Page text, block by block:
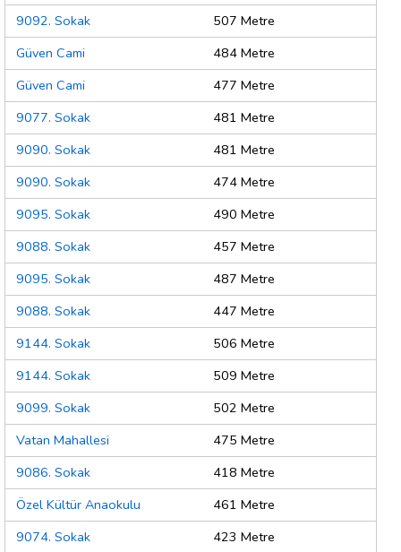
9092. Sokak
507 Metre
Güven Cami
484 Metre
Güven Cami
477 Metre
9077. Sokak
481 Metre
9090. Sokak
481 Metre
9090. Sokak
474 Metre
9095. Sokak
490 Metre
9088. Sokak
457 Metre
9095. Sokak
487 Metre
9088. Sokak
447 Metre
9144. Sokak
506 Metre
9144. Sokak
509 Metre
9099. Sokak
502 Metre
Vatan Mahallesi
475 Metre
9086. Sokak
418 Metre
Özel Kültür Anaokulu
461 Metre
9074. Sokak
423 Metre